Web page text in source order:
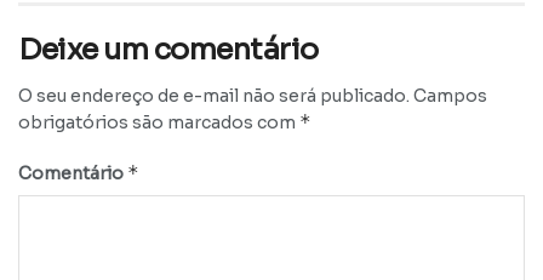
Deixe um comentário
O seu endereço de e-mail não será publicado. Campos
obrigatórios são marcados com *
Comentário *